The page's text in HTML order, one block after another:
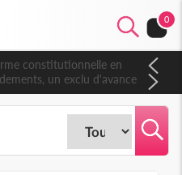
0
constitutionnelle en
un exclu d'avance